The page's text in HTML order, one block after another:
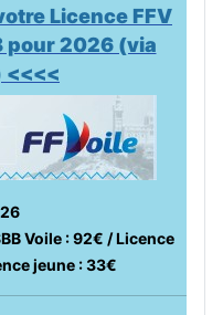
Licence FFV
pour 2026 (via
<<<<
Voile : 92€ / Licence
jeune : 33€